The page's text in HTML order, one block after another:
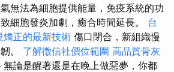
無法為細胞提供能量，免疫系統的功
細胞發炎加劇，癒合時間延長。 台
矯正的最新技術 傷口閉合，新組織慢
。 了解徵信社價位範圍 高品質骨灰
無論是醒著還是在晚上做惡夢，你都